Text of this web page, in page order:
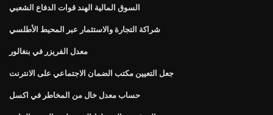
السوق المالية الهند قوات الدفاع الشعبي
شراكة التجارة والاستثمار عبر المحيط الأطلسي
معدل الفريزر في بنغالور
جعل التعيين مكتب الضمان الاجتماعي على الانترنت
حساب معدل خال من المخاطر في اكسل